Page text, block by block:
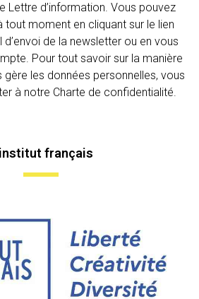
Lettre d’information. Vous pouvez
tout moment en cliquant sur le lien
d’envoi de la newsletter ou en vous
Pour tout savoir sur la manière
gère les données personnelles, vous
à notre Charte de confidentialité.
français